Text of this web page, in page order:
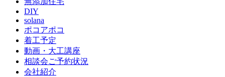
DIY
solana
ポコアポコ
着工予定
動画・大工講座
相談会ご予約状況
会社紹介